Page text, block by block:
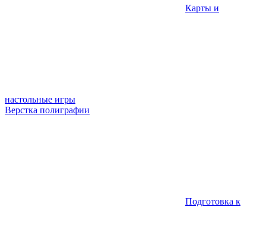
Карты и
настольные игры
Верстка полиграфии
Подготовка к